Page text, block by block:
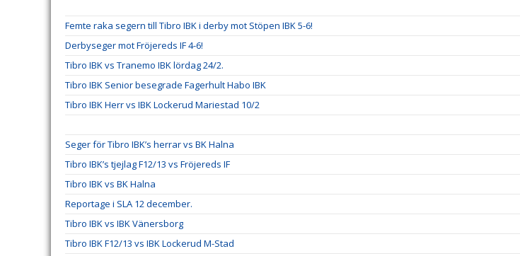
Femte raka segern till Tibro IBK i derby mot Stöpen IBK 5-6!
Derbyseger mot Fröjereds IF 4-6!
Tibro IBK vs Tranemo IBK lördag 24/2.
Tibro IBK Senior besegrade Fagerhult Habo IBK
Tibro IBK Herr vs IBK Lockerud Mariestad 10/2
Seger för Tibro IBK’s herrar vs BK Halna
Tibro IBK’s tjejlag F12/13 vs Fröjereds IF
Tibro IBK vs BK Halna
Reportage i SLA 12 december.
Tibro IBK vs IBK Vänersborg
Tibro IBK F12/13 vs IBK Lockerud M-Stad